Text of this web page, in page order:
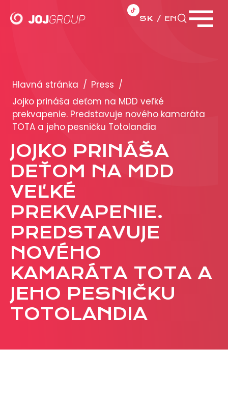
SK EN
Brandy
Produkty
PRODUKCIA
REKLAMA
Viac o reklamných formátoch
Obchodné podmienky
Prezentácia 2026
CASE STUDIES
O NÁS
Tím
Kariéra
Hlavná stránka / Press /
Jojko prináša deťom na MDD veľké
prekvapenie. Predstavuje nového kamaráta
TOTA a jeho pesničku Totolandia
JOJKO PRINÁŠA
DEŤOM NA MDD
VEĽKÉ
PREKVAPENIE.
PREDSTAVUJE
NOVÉHO
KAMARÁTA TOTA A
JEHO PESNIČKU
TOTOLANDIA